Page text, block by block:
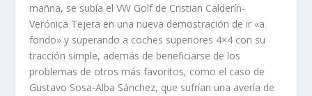
mañna, se subía el VW Golf de Cristian Calderín-
Verónica Tejera en una nueva demostración de ir «a
fondo» y superando a coches superiores 4×4 con su
tracción simple, además de beneficiarse de los
problemas de otros más favoritos, como el caso de
Gustavo Sosa-Alba Sánchez, que sufrían una avería de